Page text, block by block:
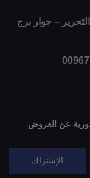
– جوار برج
عن العروض
الإشتراك